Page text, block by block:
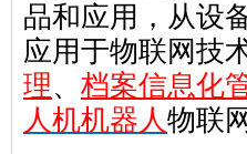
品和应用，从设
应用于物联网技
理、 档案信息化
人机机器人物联